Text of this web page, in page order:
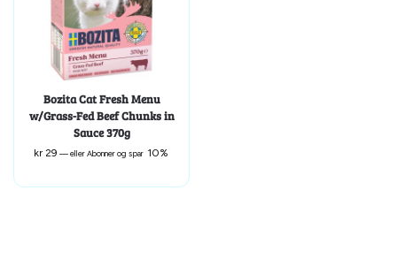
Bozita Cat Fresh Menu
w/Grass-Fed Beef Chunks in
Sauce 370g
kr 29 —eller Abonner og spar 10%